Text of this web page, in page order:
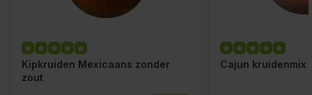
Kipkruiden Mexicaans zonder
zout
Cajun kruidenmix